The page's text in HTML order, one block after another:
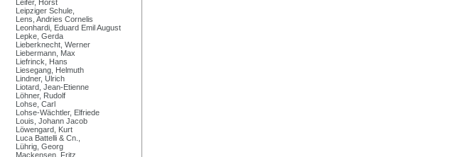
Leifer, Horst
Leipziger Schule,
Lens, Andries Cornelis
Leonhardi, Eduard Emil August
Lepke, Gerda
Lieberknecht, Werner
Liebermann, Max
Liefrinck, Hans
Liesegang, Helmuth
Lindner, Ulrich
Liotard, Jean-Etienne
Löhner, Rudolf
Lohse, Carl
Lohse-Wächtler, Elfriede
Louis, Johann Jacob
Löwengard, Kurt
Luca Battelli & Cn.,
Lührig, Georg
Mackensen, Fritz